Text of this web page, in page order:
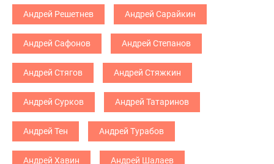
Андрей Решетнев Андрей Сарайкин
Андрей Сафонов Андрей Степанов
Андрей Стягов Андрей Стяжкин
Андрей Сурков Андрей Татаринов
Андрей Тен Андрей Турабов
Андрей Хавин Андрей Шалаев